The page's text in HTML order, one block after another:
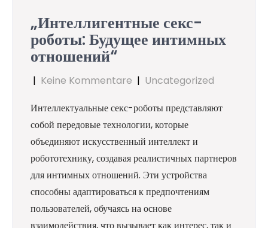
„Интеллигентные секс-
роботы: Будущее интимных
отношений“
| Keine Kommentare | Uncategorized
Интеллектуальные секс-роботы представляют
собой передовые технологии, которые
объединяют искусственный интеллект и
робототехнику, создавая реалистичных партнеров
для интимных отношений. Эти устройства
способны адаптироваться к предпочтениям
пользователей, обучаясь на основе